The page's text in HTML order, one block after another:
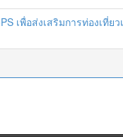
เพื่อส่งเสริมการท่องเที่